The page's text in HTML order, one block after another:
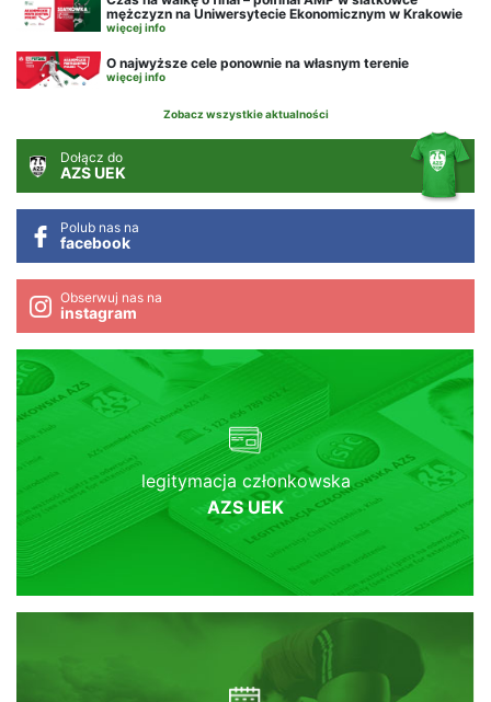
mężczyzn na Uniwersytecie Ekonomicznym w Krakowie
więcej info
O najwyższe cele ponownie na własnym terenie
więcej info
Zobacz wszystkie aktualności
Dołącz do
AZS UEK
Polub nas na
facebook
Obserwuj nas na
instagram
legitymacja członkowska
AZS UEK